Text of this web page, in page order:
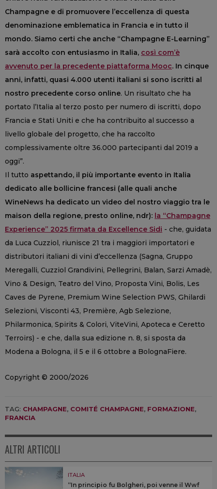
Champagne e di promuovere l’eccellenza di questa
denominazione emblematica in Francia e in tutto il
mondo. Siamo certi che anche “Champagne E-Learning”
sarà accolto con entusiasmo in Italia, così com’è
avvenuto per la precedente piattaforma Mooc. In cinque
anni, infatti, quasi 4.000 utenti italiani si sono iscritti al
nostro precedente corso online. Un risultato che ha
portato l’Italia al terzo posto per numero di iscritti, dopo
Francia e Stati Uniti e che ha contribuito al successo a
livello globale del progetto, che ha raccolto
complessivamente oltre 36.000 partecipanti dal 2019 a
oggi”.
Il tutto aspettando, il più importante evento in Italia
dedicato alle bollicine francesi (alle quali anche
WineNews ha dedicato un video del nostro viaggio tra le
maison della regione, presto online, ndr): la “Champagne
Experience” 2025 firmata da Excellence Sidi - che, guidata
da Luca Cuzziol, riunisce 21 tra i maggiori importatori e
distributori italiani di vini d’eccellenza (Sagna, Gruppo
Meregalli, Cuzziol Grandivini, Pellegrini, Balan, Sarzi Amadè,
Vino & Design, Teatro del Vino, Proposta Vini, Bolis, Les
Caves de Pyrene, Premium Wine Selection PWS, Ghilardi
Selezioni, Visconti 43, Première, Agb Selezione,
Philarmonica, Spirits & Colori, ViteVini, Apoteca e Ceretto
Terroirs) - e che, dalla sua edizione n. 8, si sposta da
Modena a Bologna, il 5 e il 6 ottobre a BolognaFiere.
Copyright © 2000/2026
TAG: CHAMPAGNE, COMITÉ CHAMPAGNE, FORMAZIONE,
FRANCIA
ALTRI ARTICOLI
ITALIA
“In principio fu Bolgheri, poi venne il Wwf